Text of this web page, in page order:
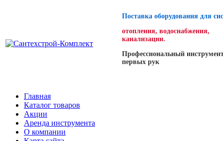
Поставка оборудования для
отопления, водоснабжения,
канализации.
Профессиональный
первых рук
Главная
Каталог товаров
Акции
Аренда инструмента
О компании